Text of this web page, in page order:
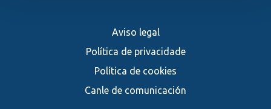
Aviso legal
Política de privacidade
Política de cookies
Canle de comunicación